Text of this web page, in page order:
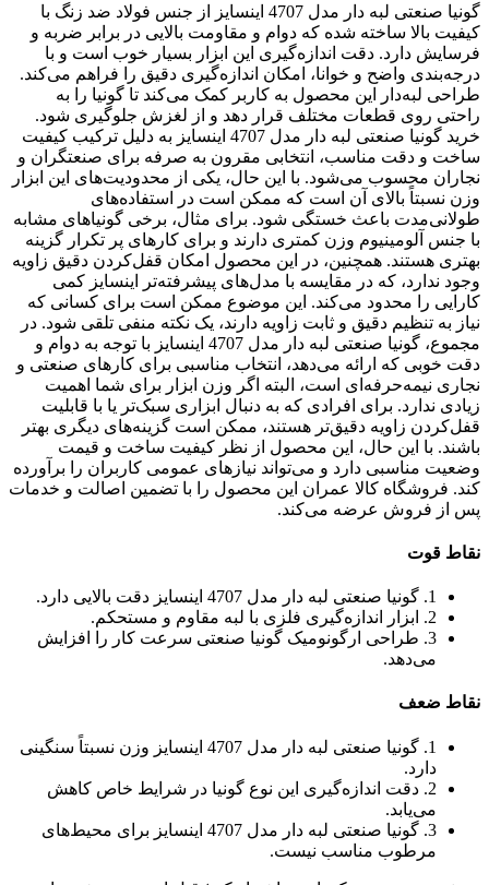
گونیا صنعتی لبه دار مدل 4707 اینسایز از جنس فولاد ضد زنگ با
کیفیت بالا ساخته شده که دوام و مقاومت بالایی در برابر ضربه و
فرسایش دارد. دقت اندازه‌گیری این ابزار بسیار خوب است و با
درجه‌بندی واضح و خوانا، امکان اندازه‌گیری دقیق را فراهم می‌کند.
طراحی لبه‌دار این محصول به کاربر کمک می‌کند تا گونیا را به
راحتی روی قطعات مختلف قرار دهد و از لغزش جلوگیری شود.
خرید گونیا صنعتی لبه دار مدل 4707 اینسایز به دلیل ترکیب کیفیت
ساخت و دقت مناسب، انتخابی مقرون به صرفه برای صنعتگران و
نجاران محسوب می‌شود. با این حال، یکی از محدودیت‌های این ابزار
وزن نسبتاً بالای آن است که ممکن است در استفاده‌های
طولانی‌مدت باعث خستگی شود. برای مثال، برخی گونیاهای مشابه
با جنس آلومینیوم وزن کمتری دارند و برای کارهای پر تکرار گزینه
بهتری هستند. همچنین، در این محصول امکان قفل‌کردن دقیق زاویه
وجود ندارد، که در مقایسه با مدل‌های پیشرفته‌تر اینسایز کمی
کارایی را محدود می‌کند. این موضوع ممکن است برای کسانی که
نیاز به تنظیم دقیق و ثابت زاویه دارند، یک نکته منفی تلقی شود. در
مجموع، گونیا صنعتی لبه دار مدل 4707 اینسایز با توجه به دوام و
دقت خوبی که ارائه می‌دهد، انتخاب مناسبی برای کارهای صنعتی و
نجاری نیمه‌حرفه‌ای است، البته اگر وزن ابزار برای شما اهمیت
زیادی ندارد. برای افرادی که به دنبال ابزاری سبک‌تر یا با قابلیت
قفل‌کردن زاویه دقیق‌تر هستند، ممکن است گزینه‌های دیگری بهتر
باشند. با این حال، این محصول از نظر کیفیت ساخت و قیمت
وضعیت مناسبی دارد و می‌تواند نیازهای عمومی کاربران را برآورده
کند. فروشگاه کالا عمران این محصول را با تضمین اصالت و خدمات
پس از فروش عرضه می‌کند.
نقاط قوت
1. گونیا صنعتی لبه دار مدل 4707 اینسایز دقت بالایی دارد.
2. ابزار اندازه‌گیری فلزی با لبه مقاوم و مستحکم.
3. طراحی ارگونومیک گونیا صنعتی سرعت کار را افزایش
می‌دهد.
نقاط ضعف
1. گونیا صنعتی لبه دار مدل 4707 اینسایز وزن نسبتاً سنگینی
دارد.
2. دقت اندازه‌گیری این نوع گونیا در شرایط خاص کاهش
می‌یابد.
3. گونیا صنعتی لبه دار مدل 4707 اینسایز برای محیط‌های
مرطوب مناسب نیست.